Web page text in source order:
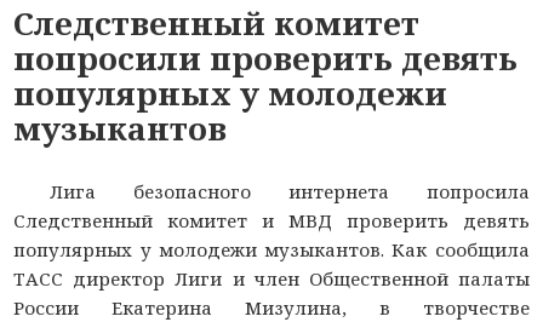
Следственный комитет
попросили проверить девять
популярных у молодежи
музыкантов
Лига безопасного интернета попросила
Следственный комитет и МВД проверить девять
популярных у молодежи музыкантов. Как сообщила
ТАСС директор Лиги и член Общественной палаты
России Екатерина Мизулина, в творчестве